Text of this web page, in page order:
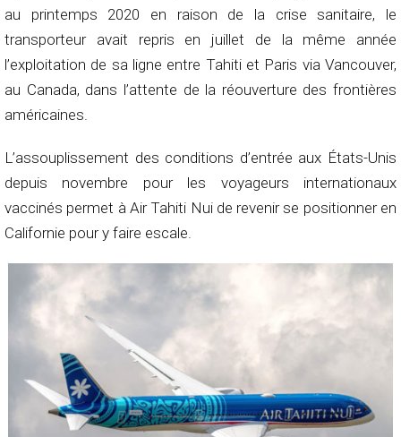
au printemps 2020 en raison de la crise sanitaire, le
transporteur avait repris en juillet de la même année
l’exploitation de sa ligne entre Tahiti et Paris via Vancouver,
au Canada, dans l’attente de la réouverture des frontières
américaines.
L’assouplissement des conditions d’entrée aux États-Unis
depuis novembre pour les voyageurs internationaux
vaccinés permet à Air Tahiti Nui de revenir se positionner en
Californie pour y faire escale.